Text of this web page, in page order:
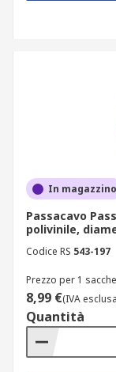
In magazzino
Passacavo
polivinile,
Codice RS 543-197
Prezzo per 1
8,99 €(IVA
Quantità